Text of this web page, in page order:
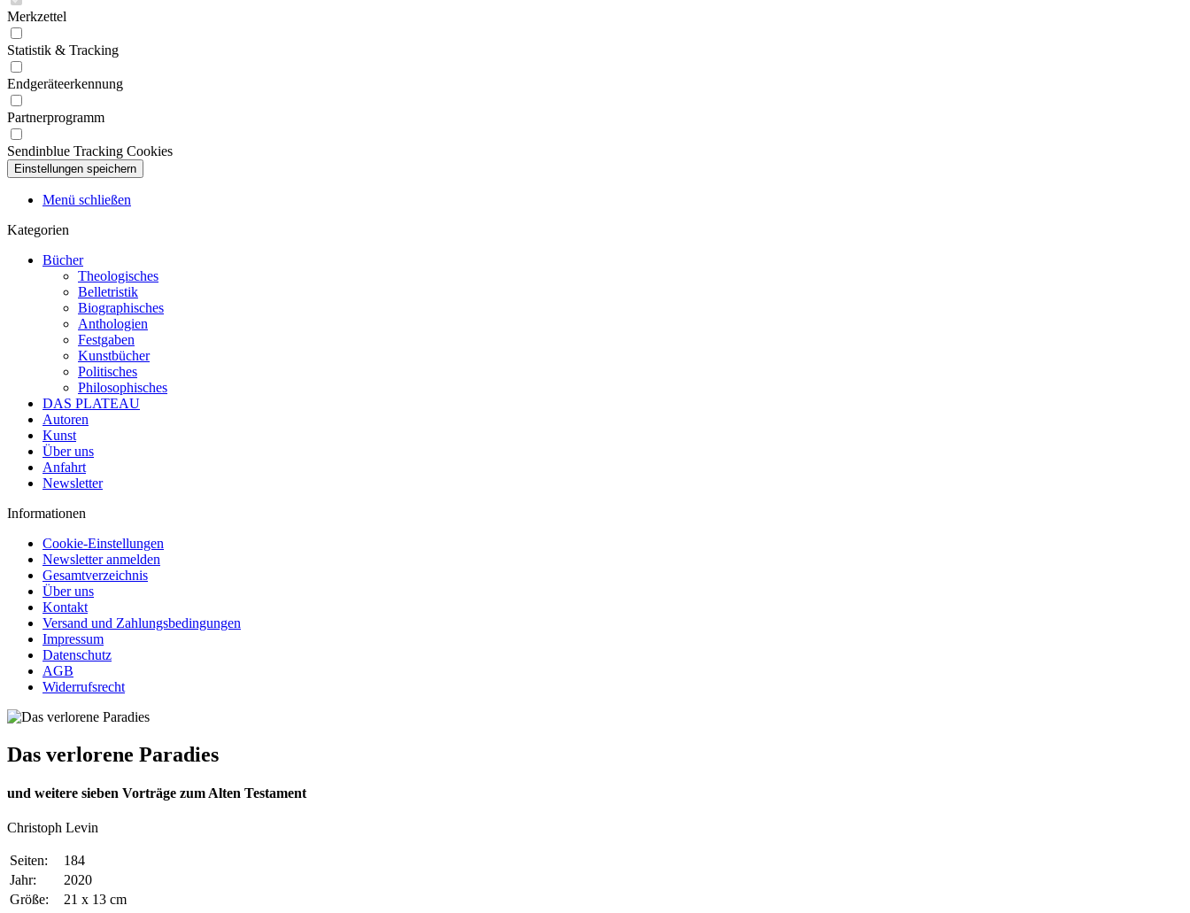
Merkzettel
Statistik & Tracking
Endgeräteerkennung
Partnerprogramm
Sendinblue Tracking Cookies
Menü schließen
Kategorien
Bücher
Theologisches
Belletristik
Biographisches
Anthologien
Festgaben
Kunstbücher
Politisches
Philosophisches
DAS PLATEAU
Autoren
Kunst
Über uns
Anfahrt
Newsletter
Informationen
Cookie-Einstellungen
Newsletter anmelden
Gesamtverzeichnis
Über uns
Kontakt
Versand und Zahlungsbedingungen
Impressum
Datenschutz
AGB
Widerrufsrecht
Das verlorene Paradies
und weitere sieben Vorträge zum Alten Testament
Christoph Levin
Seiten:
184
Jahr:
2020
Größe:
21 x 13 cm